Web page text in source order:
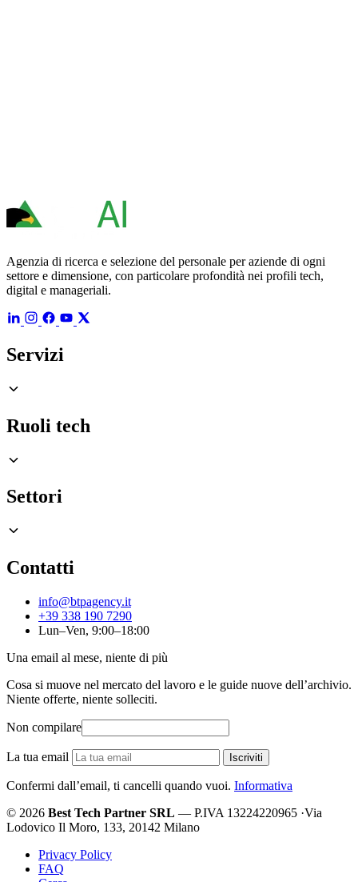
Agenzia di ricerca e selezione del personale per aziende di ogni
settore e dimensione, con particolare profondità nei profili tech,
digital e manageriali.
Servizi
Ruoli tech
Settori
Contatti
info@btpagency.it
+39 338 190 7290
Lun–Ven, 9:00–18:00
Una email al mese, niente di più
Cosa si muove nel mercato del lavoro e le guide nuove dell’archivio.
Niente offerte, niente solleciti.
Non compilare
La tua email Iscriviti
Confermi dall’email, ti cancelli quando vuoi. Informativa
© 2026 Best Tech Partner SRL — P.IVA 13224220965 ·Via
Lodovico Il Moro, 133, 20142 Milano
Privacy Policy
FAQ